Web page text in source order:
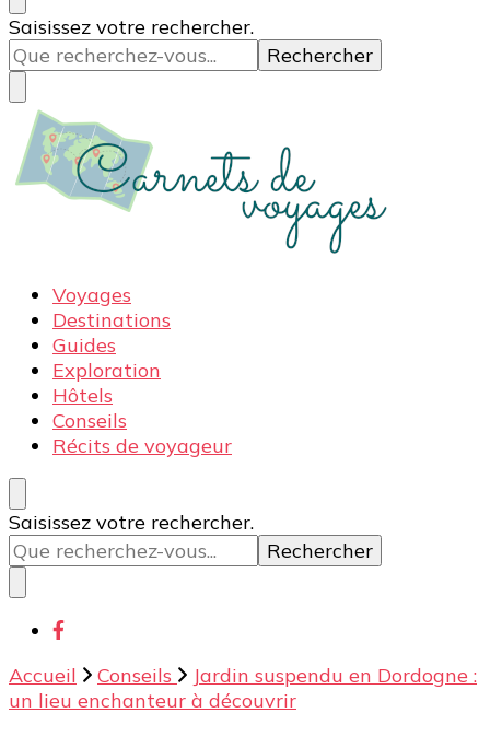
Carnets de voyages
Blog voyage à la découverte du monde, des idées
voyages, des conseils et avis sur les hôtelss
Vous
recherchiez
quelque
chose ?
Saisissez votre rechercher.
Carnets de voyages
Blog voyage à la découverte du monde, des idées
voyages, des conseils et avis sur les hôtelss
Voyages
Destinations
Guides
Exploration
Hôtels
Conseils
Récits de voyageur
Vous
recherchiez
quelque
chose ?
Saisissez votre rechercher.
Accueil Conseils
Jardin suspendu en Dordogne :
un lieu enchanteur à découvrir